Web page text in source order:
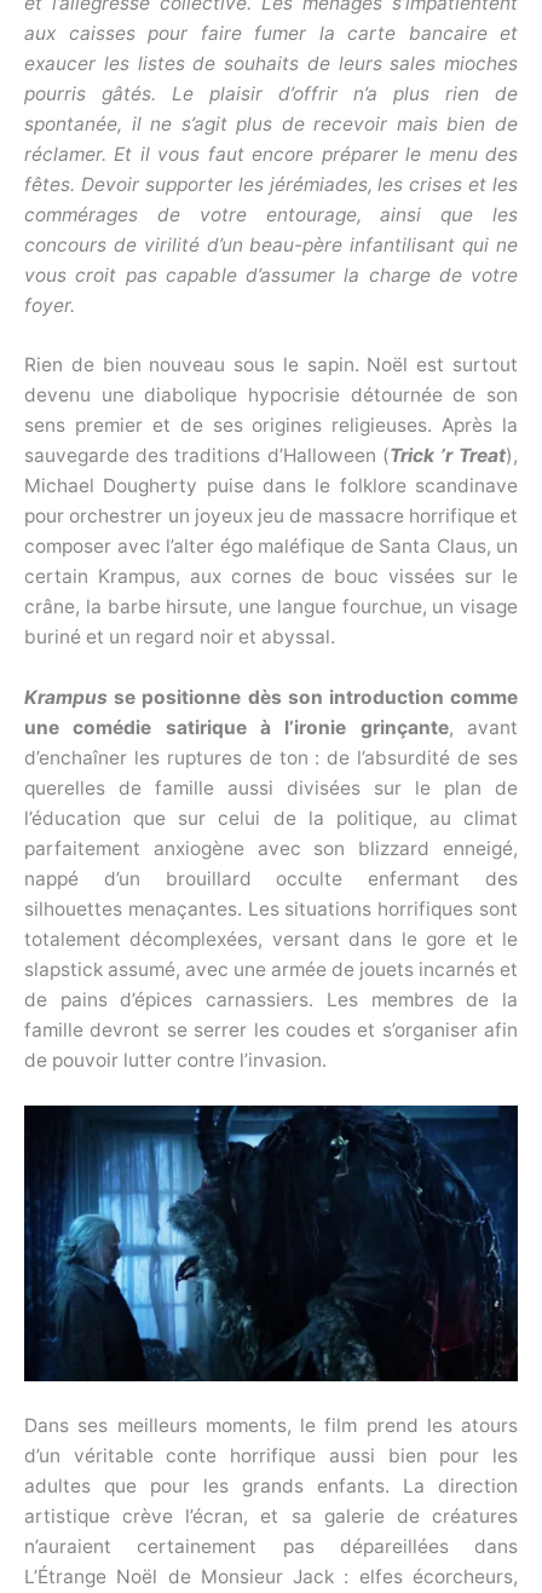
aux caisses pour faire fumer la carte bancaire et
exaucer les listes de souhaits de leurs sales mioches
pourris gâtés. Le plaisir d’offrir n’a plus rien de
spontanée, il ne s’agit plus de recevoir mais bien de
réclamer. Et il vous faut encore préparer le menu des
fêtes. Devoir supporter les jérémiades, les crises et les
commérages de votre entourage, ainsi que les
concours de virilité d’un beau-père infantilisant qui ne
vous croit pas capable d’assumer la charge de votre
foyer.
Rien de bien nouveau sous le sapin. Noël est surtout
devenu une diabolique hypocrisie détournée de son
sens premier et de ses origines religieuses. Après la
sauvegarde des traditions d’Halloween (Trick ’r Treat),
Michael Dougherty puise dans le folklore scandinave
pour orchestrer un joyeux jeu de massacre horrifique et
composer avec l’alter égo maléfique de Santa Claus, un
certain Krampus, aux cornes de bouc vissées sur le
crâne, la barbe hirsute, une langue fourchue, un visage
buriné et un regard noir et abyssal.
Krampus se positionne dès son introduction comme
une comédie satirique à l’ironie grinçante, avant
d’enchaîner les ruptures de ton : de l’absurdité de ses
querelles de famille aussi divisées sur le plan de
l’éducation que sur celui de la politique, au climat
parfaitement anxiogène avec son blizzard enneigé,
nappé d’un brouillard occulte enfermant des
silhouettes menaçantes. Les situations horrifiques sont
totalement décomplexées, versant dans le gore et le
slapstick assumé, avec une armée de jouets incarnés et
de pains d’épices carnassiers. Les membres de la
famille devront se serrer les coudes et s’organiser afin
de pouvoir lutter contre l’invasion.
Dans ses meilleurs moments, le film prend les atours
d’un véritable conte horrifique aussi bien pour les
adultes que pour les grands enfants. La direction
artistique crève l’écran, et sa galerie de créatures
n’auraient certainement pas dépareillées dans
L’Étrange Noël de Monsieur Jack : elfes écorcheurs,